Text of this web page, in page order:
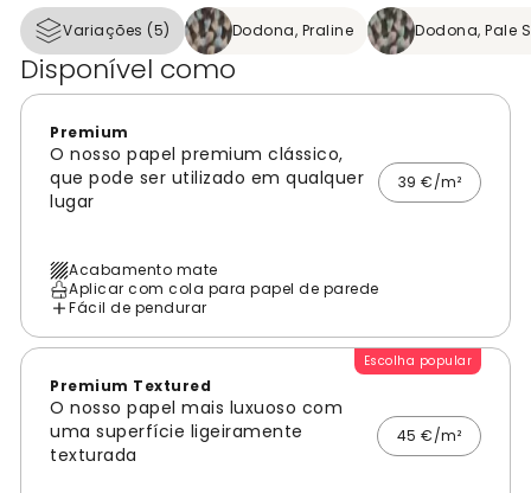
Variações (5) Dodona, Praline Dodona, Pale
Disponível como
Premium
O nosso papel premium clássico,
que pode ser utilizado em qualquer
lugar
39 €/m²
Acabamento mate
Aplicar com cola para papel de parede
Fácil de pendurar
Escolha popular
Premium Textured
O nosso papel mais luxuoso com
uma superfície ligeiramente
texturada
45 €/m²